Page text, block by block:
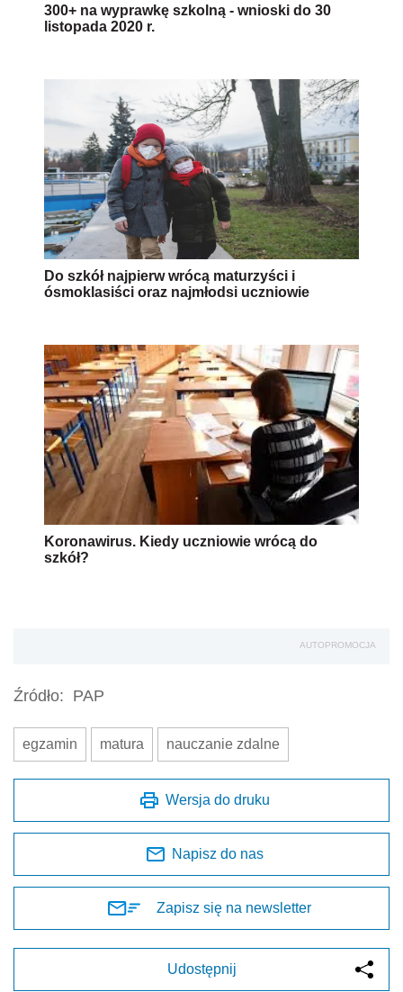
300+ na wyprawkę szkolną - wnioski do 30
listopada 2020 r.
Do szkół najpierw wrócą maturzyści i
ósmoklasiści oraz najmłodsi uczniowie
Koronawirus. Kiedy uczniowie wrócą do
szkół?
AUTOPROMOCJA
Źródło: PAP
egzamin matura nauczanie zdalne
Wersja do druku
Napisz do nas
Zapisz się na newsletter
Udostępnij